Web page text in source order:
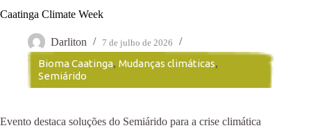
Caatinga Climate Week
Darliton 7 de julho de 2026
Bioma Caatinga, Mudanças climáticas,
Semiárido
Evento destaca soluções do Semiárido para a crise climática